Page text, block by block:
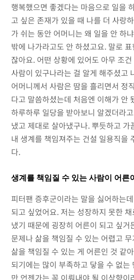
행복했으면 좋겠다는 마음으로 일을
고 싶은 존재가 있을 때 나를 더 사랑
가 쉬는 동안 어머니는 왜 일을 안 하
밖에 나가라고도 안 하셨고요. 말로
잖아요. 어떤 상황에 있어도 아무 조
사람이 있구나라는 걸 알게 해주셨고
어머니께서 사람은 땀을 흘리면서 정
다고 말씀하셨는데 처음엔 이해가 안
하루하루 일당을 받아보니 알겠더라
냈고 제대로 살아냈구나. 뿌듯하고 가
내 생계를 책임져주는 건설 일용직을
다.
생계를 책임질 수 있는 사람이 어른
피터팬 증후군이라는 말을 싫어하는
되고 싶었어요. 저는 성장하지 못한
냈기 때문에 굉장히 어른이 되고 싶거
문제나 삶을 책임질 수 있는 어렵고
삶을 책임질 수 있는 게 어른인 것 같
되기에는 많이 부족하고 닿을 수 없는
만 언젠가는 꼭 이뤄내야 될 이상향이